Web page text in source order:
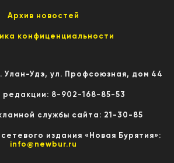
Архив новостей
конфиценциальности
Улан-Удэ, ул. Профсоюзная, дом 44
редакции: 8-902-168-85-53
службы сайта: 21-30-85
издания «Новая Бурятия»:
info@newbur.ru